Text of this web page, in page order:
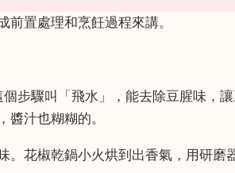
置處理和烹飪過程來講。
步驟叫「飛水」，能去除豆腥味，
醬汁也糊糊的。
。花椒乾鍋小火烘到出香氣，用研磨